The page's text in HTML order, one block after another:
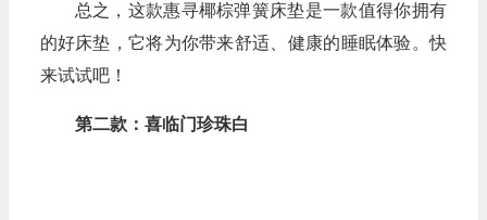
总之，这款惠寻椰棕弹簧床垫是一款值得你拥有
的好床垫，它将为你带来舒适、健康的睡眠体验。快
来试试吧！
第二款：喜临门珍珠白